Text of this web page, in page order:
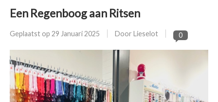
Een Regenboog aan Ritsen
Geplaatst op 29 Januari 2025 Door Lieselot 0